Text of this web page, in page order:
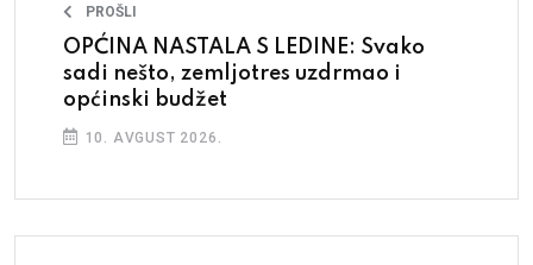
PROŠLI
OPĆINA NASTALA S LEDINE: Svako
sadi nešto, zemljotres uzdrmao i
općinski budžet
10. AVGUST 2026.